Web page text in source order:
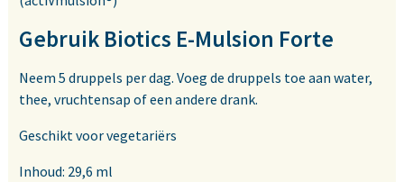
Gebruik Biotics E-Mulsion Forte
Neem 5 druppels per dag. Voeg de druppels toe aan water,
thee, vruchtensap of een andere drank.
Geschikt voor vegetariërs
Inhoud: 29,6 ml